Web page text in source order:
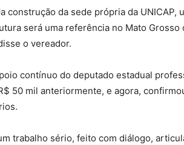
construção da sede própria da UNICAP,
será uma referência no Mato Grosso
o vereador.
contínuo do deputado estadual
50 mil anteriormente, e agora,
trabalho sério, feito com diálogo,